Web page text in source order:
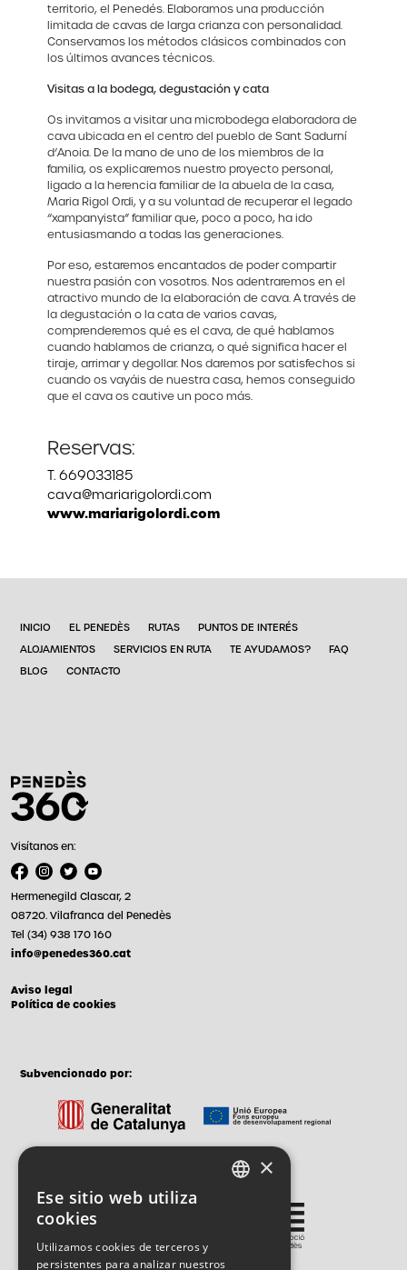
territorio, el Penedés. Elaboramos una producción
limitada de cavas de larga crianza con personalidad.
Conservamos los métodos clásicos combinados con
los últimos avances técnicos.
Visitas a la bodega, degustación y cata
Os invitamos a visitar una microbodega elaboradora de
cava ubicada en el centro del pueblo de Sant Sadurní
d’Anoia. De la mano de uno de los miembros de la
familia, os explicaremos nuestro proyecto personal,
ligado a la herencia familiar de la abuela de la casa,
Maria Rigol Ordi, y a su voluntad de recuperar el legado
“xampanyista” familiar que, poco a poco, ha ido
entusiasmando a todas las generaciones.
Por eso, estaremos encantados de poder compartir
nuestra pasión con vosotros. Nos adentraremos en el
atractivo mundo de la elaboración de cava. A través de
la degustación o la cata de varios cavas,
comprenderemos qué es el cava, de qué hablamos
cuando hablamos de crianza, o qué significa hacer el
tiraje, arrimar y degollar. Nos daremos por satisfechos si
cuando os vayáis de nuestra casa, hemos conseguido
que el cava os cautive un poco más.
Reservas:
T. 669033185
cava@mariarigolordi.com
www.mariarigolordi.com
INICIO EL PENEDÈS RUTAS
PUNTOS DE INTERÉS
ALOJAMIENTOS
SERVICIOS EN RUTA TE AYUDAMOS?
FAQ
BLOG
CONTACTO
Visítanos en:
Hermenegild Clascar, 2
08720. Vilafranca del Penedès
Tel (34) 938 170 160
info@penedes360.cat
Aviso legal
Política de cookies
Subvencionado por:
×
Ese sitio web utiliza
cookies
Utilizamos cookies de terceros y
persistentes para analizar nuestros